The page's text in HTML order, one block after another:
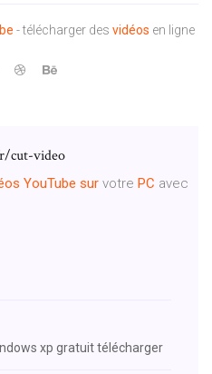
- télécharger des vidéos en ligne
cut-video
YouTube sur votre PC avec
xp gratuit télécharger